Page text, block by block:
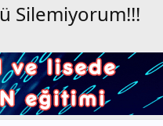
Silemiyorum!!!